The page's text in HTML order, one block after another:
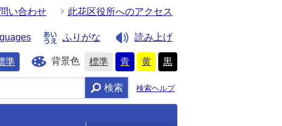
い合わせ 此花区役所へのアクセス
ふりがな 読み上げ
準 背景色 標準 青 黄 黒
検索 検索ヘルプ